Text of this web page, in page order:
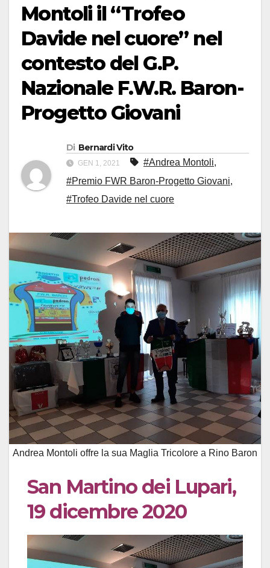
Montoli il “Trofeo
Davide nel cuore” nel
contesto del G.P.
Nazionale F.W.R. Baron-
Progetto Giovani
Di Bernardi Vito
GEN 1, 2021 #Andrea Montoli,
#Premio FWR Baron-Progetto Giovani,
#Trofeo Davide nel cuore
Andrea Montoli offre la sua Maglia Tricolore a Rino Baron
San Martino dei Lupari,
19 dicembre 2020